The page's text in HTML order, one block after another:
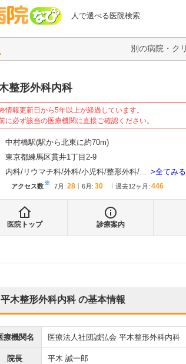
人で選べる医院検索
病院なび
整形外科内科
情報更新日から5年以上が経過しています。
に必ず該当の医療機関に直接ご確認ください。
中村橋駅(駅から北東に約70m)
東京都練馬区貫井1丁目2-9
内科 リウマチ科 外科 小児科 整形外科 ... 全てみる
アクセス数※ 7月 : 28 6月 : 30 過去12ヶ月: 446
医院トップ 診療案内
平木整形外科内科の基本情報
療機関名 医療法人社団誠弘会 平木整形外科内科
院長 平木 誠一郎